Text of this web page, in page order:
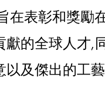
在表彰和獎勵
的全球人才,
以及傑出的工